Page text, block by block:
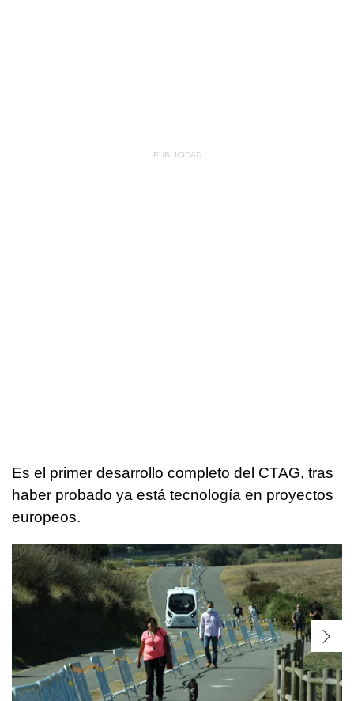
Es el primer desarrollo completo del CTAG, tras
haber probado ya está tecnología en proyectos
europeos.